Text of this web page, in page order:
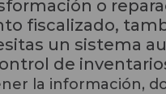
o
fiscalizado,
un sistema
de
la información,